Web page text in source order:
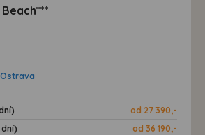
Ostrava
od 27 390,-
dní)
od 36 190,-